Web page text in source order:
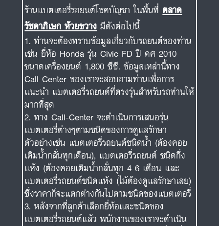
ร้านแบตเตอรี่รถยนต์โชคบัญชา ในพื้นที่ ตลาด
รัชดาภิเษก ห้วยขวาง มีดังต่อไปนี้
ท่านจะต้องทราบข้อมูลเกี่ยวกับรถยนต์ของท่าน
เช่น ยี่ห้อ Honda รุ่น Civic FD ปี คศ 2010
ขนาดเครื่องยนต์ 1,800 ซีซี. ข้อมูลเหล่านี้ทาง
Call-Center ของเราจะสอบถามท่านเพื่อการ
แนะนำ แบตเตอรี่รถยนต์ที่ตรงรุ่นสำหรับรถท่านให้
มากที่สุด
ทาง Call-Center จะดำเนินการเสนอรุ่น
แบตเตอรี่ต่างๆตามชนิดของการดูแลรักษา
ตัวอย่างเช่น แบตเตอรี่รถยนต์ชนิดน้ำ (ต้องคอย
เติมน้ำกลั่นทุกเดือน), แบตเตอรี่รถยนต์ ชนิดกึ่ง
แห้ง (ต้องคอยเติมน้ำกลั่นทุก 4-6 เดือน และ
แบตเตอรี่รถยนต์ชนิดแห้ง (ไม้ต้องดูแลรักษาเลย)
ซึ่งราคาก็จะแตกต่างกันไปตามชนิดของแบตเตอรี่
หลังจากที่ลูกค้าเลือกยี่ห้อและชนิดของ
แบตเตอรี่รถยนต์แล้ว พนักงานของเราจะดำเนิน